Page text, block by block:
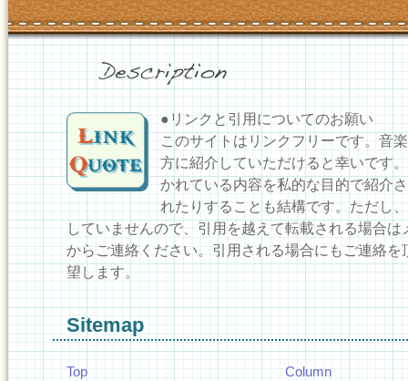
●リンクと引用についてのお願い
このサイトはリンクフリーです。音
方に紹介していただけると幸いです
かれている内容を私的な目的で紹介
れたりすることも結構です。ただし
していませんので、引用を越えて転載される場合は
からご連絡ください。引用される場合にもご連絡を
望します。
Sitemap
Top Column